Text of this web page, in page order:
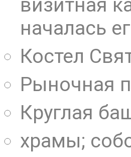
визитная
началась
Костел
Рыночная
Круглая
храмы;